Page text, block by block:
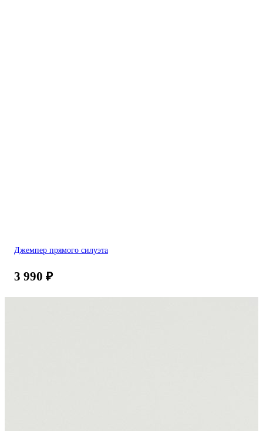
Джемпер прямого силуэта
3 990 ₽